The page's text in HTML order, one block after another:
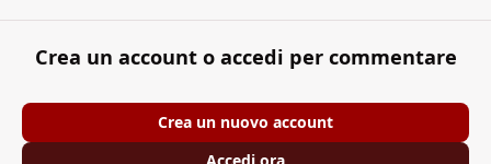
Crea un account o accedi per commentare
Crea un nuovo account